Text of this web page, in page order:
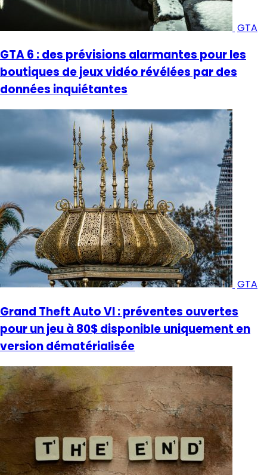
GTA
GTA 6 : des prévisions alarmantes pour les
boutiques de jeux vidéo révélées par des
données inquiétantes
GTA
Grand Theft Auto VI : préventes ouvertes
pour un jeu à 80$ disponible uniquement en
version dématérialisée